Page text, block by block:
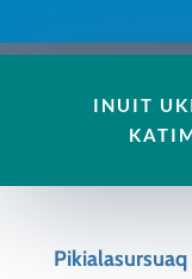
INUIT